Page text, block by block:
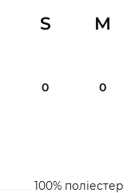
S M
0 0
100% поліестер